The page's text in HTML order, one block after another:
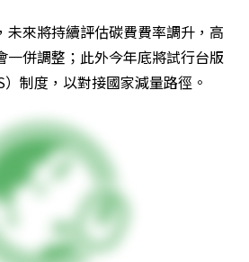
未來將持續評估碳費費率調升，高
一併調整；此外今年底將試行台版
制度，以對接國家減量路徑。